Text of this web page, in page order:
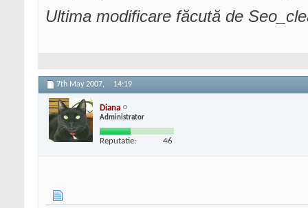
Ultima modificare făcută de
7th May 2007, 14:19
Diana
Administrator
Reputatie: 46